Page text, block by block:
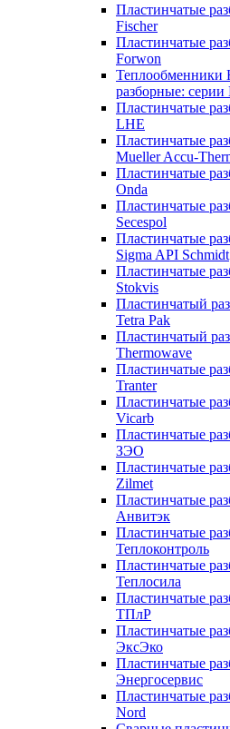
Пластинчатые
Fischer
Пластинчатые
Forwon
Теплообменники
разборные:
Пластинчатые
LHE
Пластинчатые
Mueller Accu-
Пластинчатые
Onda
Пластинчатые
Secespol
Пластинчатые
Sigma API Schmidt
Пластинчатые
Stokvis
Пластинчатый
Tetra Pak
Пластинчатый
Thermowave
Пластинчатые
Tranter
Пластинчатые
Vicarb
Пластинчатые
ЗЭО
Пластинчатые
Zilmet
Пластинчатые
Анвитэк
Пластинчатые
Теплоконтроль
Пластинчатые
Теплосила
Пластинчатые
ТПлР
Пластинчатые
ЭксЭко
Пластинчатые
Энергосервис
Пластинчатые
Nord